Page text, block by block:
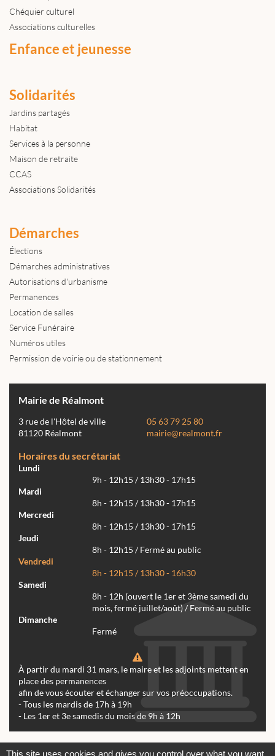
Chéquier culturel
Associations culturelles
Enfance et jeunesse
Solidarités
Jardins partagés
Habitat
Services à la personne
Maison de retraite
CCAS
Associations Solidarités
Démarches
Élections
Démarches administratives
Autorisations d'urbanisme
Permanences
Location de salles
Service Funéraire
Numéros utiles
Permission de voirie ou de stationnement
Mairie de Réalmont
3 rue de l'Hôtel de ville
81120 Réalmont
05 63 79 25 80
mairie@realmont.fr
Horaires du secrétariat
Lundi
9h - 12h15 / 13h30 - 17h15
Mardi
8h - 12h15 / 13h30 - 17h15
Mercredi
8h - 12h15 / 13h30 - 17h15
Jeudi
8h - 12h15 / Fermé au public
Vendredi
8h - 12h15 / 13h30 - 16h30
Samedi
8h - 12h (ouvert le 1er et 3ème samedi du
mois, fermé juillet/août) / Fermé au public
Dimanche
Fermé
À partir du mardi 31 mars, le maire et les adjoints mettent en
place des permanences
afin de vous écouter et échanger sur vos préoccupations.
- Tous les mardis de 17h à 19h
- Les 1er et 3e samedis du mois de 9h à 12h
This site uses cookies and gives you control over what you want